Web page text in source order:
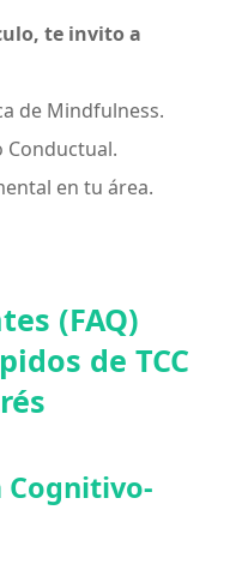
te invito a
de Mindfulness.
Conductual.
en tu área.
(FAQ)
de TCC
Cognitivo-